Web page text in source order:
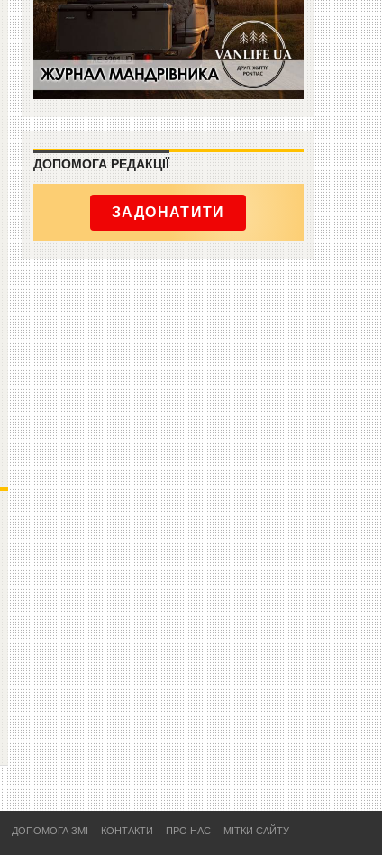
ДОПОМОГА РЕДАКЦІЇ
ЗАДОНАТИТИ
ДОПОМОГА ЗМІ КОНТАКТИ ПРО НАС МІТКИ САЙТУ